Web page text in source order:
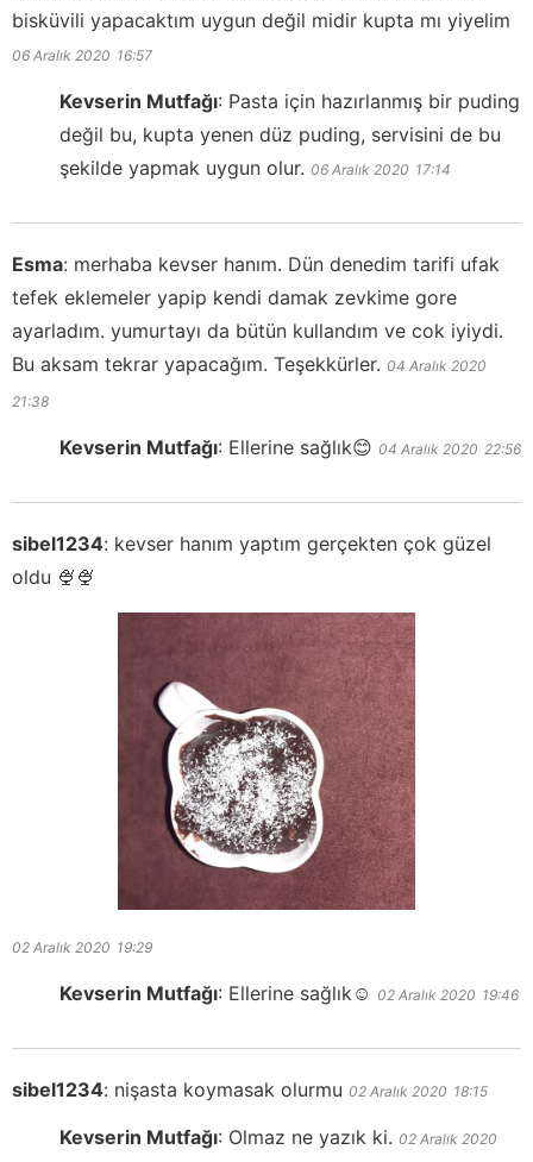
bisküvili yapacaktım uygun değil midir kupta mı yiyelim
06 Aralık 2020 16:57
Kevserin Mutfağı: Pasta için hazırlanmış bir puding
değil bu, kupta yenen düz puding, servisini de bu
şekilde yapmak uygun olur. 06 Aralık 2020 17:14
Esma: merhaba kevser hanım. Dün denedim tarifi ufak
tefek eklemeler yapip kendi damak zevkime gore
ayarladım. yumurtayı da bütün kullandım ve cok iyiydi.
Bu aksam tekrar yapacağım. Teşekkürler. 04 Aralık 2020
21:38
Kevserin Mutfağı: Ellerine sağlık😊 04 Aralık 2020 22:56
sibel1234: kevser hanım yaptım gerçekten çok güzel
oldu 🍨🍨
02 Aralık 2020 19:29
Kevserin Mutfağı: Ellerine sağlık☺️ 02 Aralık 2020 19:46
sibel1234: nişasta koymasak olurmu 02 Aralık 2020 18:15
Kevserin Mutfağı: Olmaz ne yazık ki. 02 Aralık 2020